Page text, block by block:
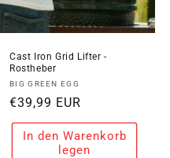
Cast Iron Grid Lifter -
Rostheber
Anbieter:
BIG GREEN EGG
Normaler
Preis
€39,99 EUR
In den Warenkorb
legen